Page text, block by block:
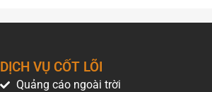
DỊCH VỤ CỐT LÕI
Quảng cáo ngoài trời